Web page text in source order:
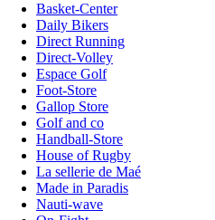
Basket-Center
Daily Bikers
Direct Running
Direct-Volley
Espace Golf
Foot-Store
Gallop Store
Golf and co
Handball-Store
House of Rugby
La sellerie de Maé
Made in Paradis
Nauti-wave